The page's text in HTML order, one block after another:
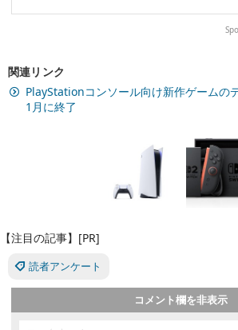
関連リンク
PlayStationコンソール向け新作ゲームの
1月に終了
【注目の記事】[PR]
読者アンケート
コメント欄を非表示